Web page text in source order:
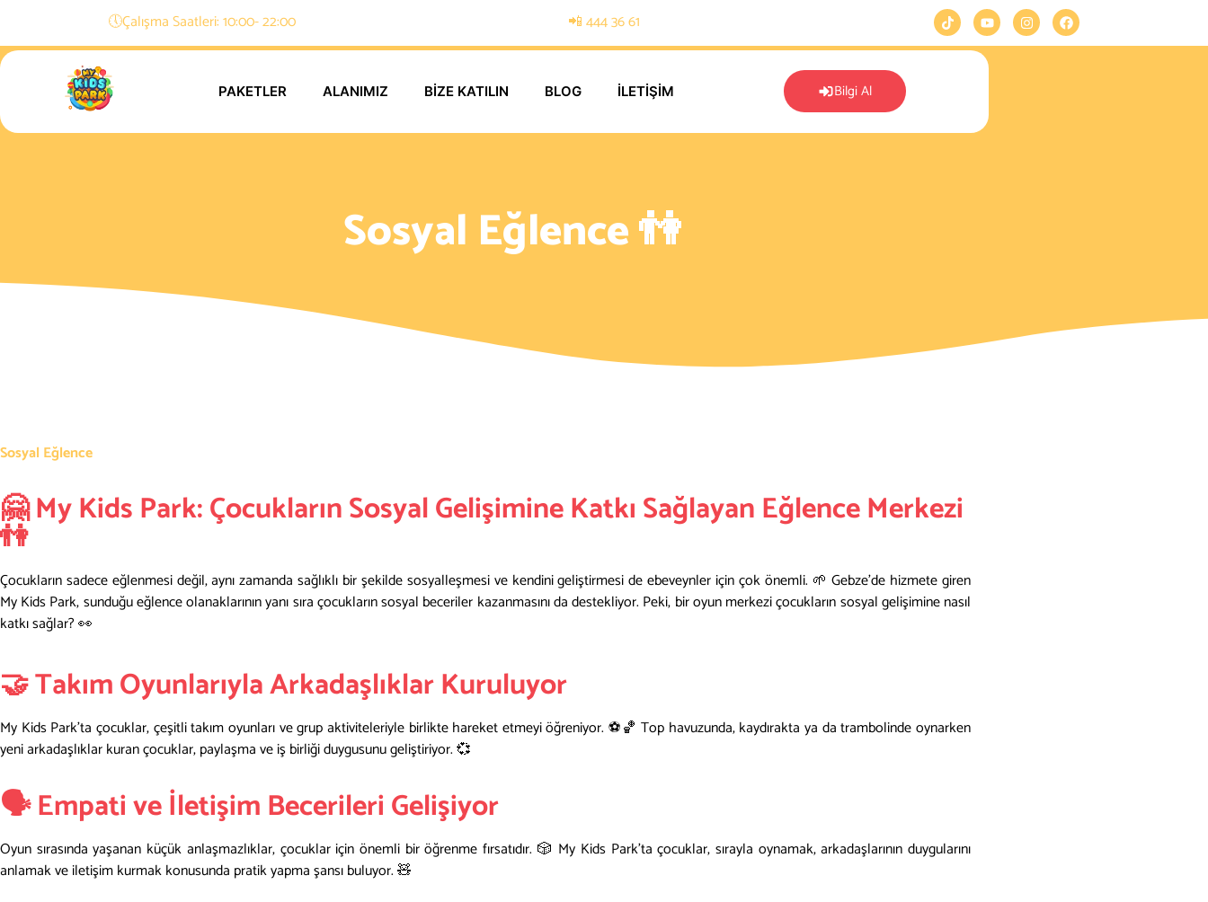
🕔Çalışma Saatleri: 10:00- 22:00 📲 444 36 61
PAKETLER ALANIMIZ BIZE KATILIN BLOG İLETIŞIM Bilgi Al
Sosyal Eğlence 👫
Sosyal Eğlence
🤗 My Kids Park: Çocukların Sosyal Gelişimine Katkı Sağlayan Eğlence Merkezi
👫
Çocukların sadece eğlenmesi değil, aynı zamanda sağlıklı bir şekilde sosyalleşmesi ve kendini geliştirmesi de ebeveynler için çok önemli. 🌱 Gebze’de hizmete giren
My Kids Park, sunduğu eğlence olanaklarının yanı sıra çocukların sosyal beceriler kazanmasını da destekliyor. Peki, bir oyun merkezi çocukların sosyal gelişimine nasıl
katkı sağlar? 👀
🤝 Takım Oyunlarıyla Arkadaşlıklar Kuruluyor
My Kids Park’ta çocuklar, çeşitli takım oyunları ve grup aktiviteleriyle birlikte hareket etmeyi öğreniyor. ⚽🏀 Top havuzunda, kaydırakta ya da trambolinde oynarken
yeni arkadaşlıklar kuran çocuklar, paylaşma ve iş birliği duygusunu geliştiriyor. 💞
🗣️ Empati ve İletişim Becerileri Gelişiyor
Oyun sırasında yaşanan küçük anlaşmazlıklar, çocuklar için önemli bir öğrenme fırsatıdır. 🎲 My Kids Park’ta çocuklar, sırayla oynamak, arkadaşlarının duygularını
anlamak ve iletişim kurmak konusunda pratik yapma şansı buluyor. 🧸